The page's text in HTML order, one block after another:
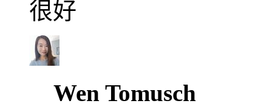
很好
Wen Tomusch